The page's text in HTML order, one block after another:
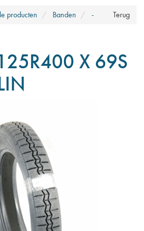
Terug
producten Banden -
X 69S